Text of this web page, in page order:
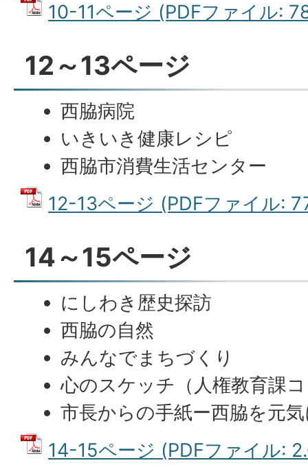
10-11ページ (PDFファイル:
12～13ページ
西脇病院
いきいき健康レシピ
西脇市消費生活センター
12-13ページ (PDFファイル:
14～15ページ
にしわき歴史探訪
西脇の自然
みんなでまちづくり
心のスケッチ（人権教育課
市長からの手紙ー西脇を元
14-15ページ (PDFファイル: